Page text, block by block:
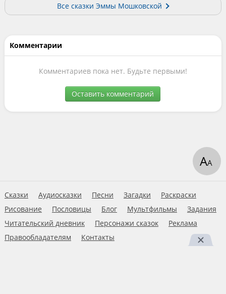
Все сказки Эммы Мошковской
Комментарии
Комментариев пока нет. Будьте первыми!
Оставить комментарий
Сказки Аудиосказки Песни Загадки
Раскраски
Рисование
Пословицы Блог Мультфильмы
Задания
Читательский дневник
Персонажи сказок
Реклама
Правообладателям
Контакты
АА